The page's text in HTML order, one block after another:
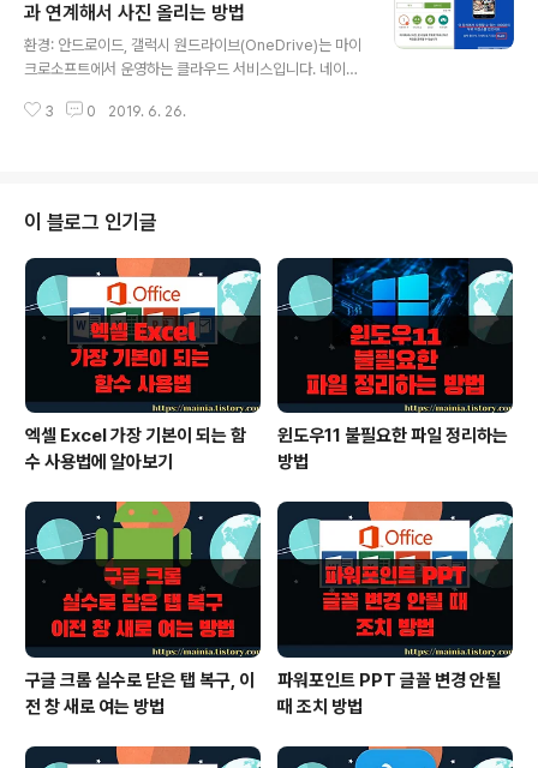
앱을 설치하고 실행합니다. 메인화면 오른쪽 상단에 집 모
양의 아이콘이 있습니다. 이것은 홈 과 관련된 설정 페이지
로 이동하게 해 주는 메뉴 입니다. ▼ 집 모양의 아이콘을
제일 하단에 [글자 크기 바꾸기] 를 클릭합니다. [글자 크기
과 연계해서 사진 올리는 방법
환경: 안드로이드, 갤럭시 원드라이브(OneDrive)는 마이
크로소프트에서 운영하는 클라우드 서비스입니다. 네이버
제 어디서든지 사진이나 문서를 공유할 수 있습니다. 아쉽
올려 동기화하는 방법에 대해 알아 보겠습니다. ▼ 먼저 앱
스토어에서 OneDrive 앱을 다운받습니다. 원드라이브 클
라우드에 접속하기 위해서는 마이크로소프트 계정이 있어
야 합니다. 화면에 나와 있는 [로그인] 버튼을 눌러 계정을
만들거나 기존에 만들어 둔 계정으로 로그인을 합니다. ▼
화면에 나와 있는 설명처럼 100..
3 0 2019. 6. 26.
이 블로그 인기글
엑셀 Excel 가장 기본이 되는 함
수 사용법에 알아보기
윈도우11 불필요한 파일 정리하는
방법
구글 크롬 실수로 닫은 탭 복구, 이
전 창 새로 여는 방법
파워포인트 PPT 글꼴 변경 안될
때 조치 방법